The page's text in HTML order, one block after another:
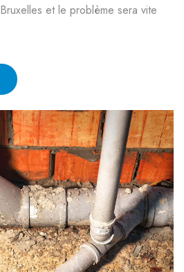
Bruxelles et le problème sera vite